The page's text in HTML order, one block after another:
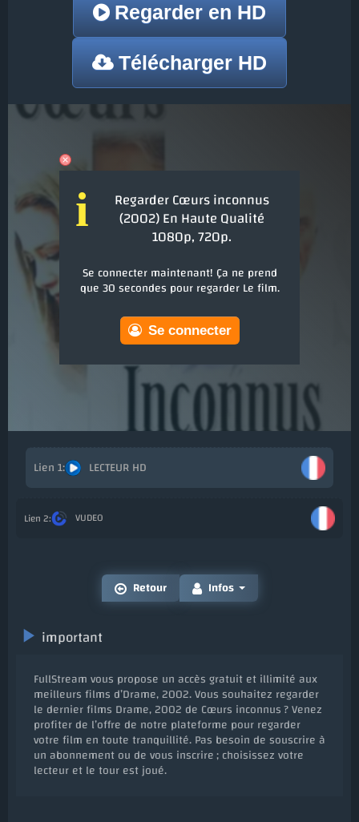
Regarder en HD
Télécharger HD
i Regarder Cœurs inconnus
(2002) En Haute Qualité
1080p, 720p.
Se connecter maintenant! Ça ne prend
que 30 secondes pour regarder Le film.
Se connecter
LECTEUR HD
VUDEO
Retour Infos
important
FullStream vous propose un accès gratuit et illimité aux
meilleurs films d’Drame, 2002. Vous souhaitez regarder
le dernier films Drame, 2002 de Cœurs inconnus ? Venez
profiter de l’offre de notre plateforme pour regarder
votre film en toute tranquillité. Pas besoin de souscrire à
un abonnement ou de vous inscrire ; choisissez votre
lecteur et le tour est joué.